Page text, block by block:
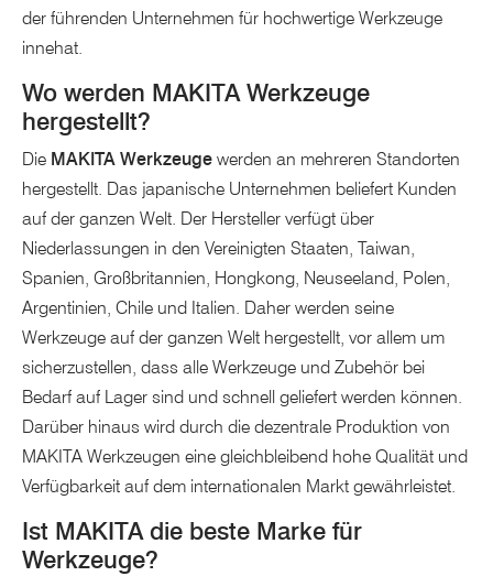
der führenden Unternehmen für hochwertige Werkzeuge
innehat.
Wo werden MAKITA Werkzeuge
hergestellt?
Die MAKITA Werkzeuge werden an mehreren Standorten
hergestellt. Das japanische Unternehmen beliefert Kunden
auf der ganzen Welt. Der Hersteller verfügt über
Niederlassungen in den Vereinigten Staaten, Taiwan,
Spanien, Großbritannien, Hongkong, Neuseeland, Polen,
Argentinien, Chile und Italien. Daher werden seine
Werkzeuge auf der ganzen Welt hergestellt, vor allem um
sicherzustellen, dass alle Werkzeuge und Zubehör bei
Bedarf auf Lager sind und schnell geliefert werden können.
Darüber hinaus wird durch die dezentrale Produktion von
MAKITA Werkzeugen eine gleichbleibend hohe Qualität und
Verfügbarkeit auf dem internationalen Markt gewährleistet.
Ist MAKITA die beste Marke für
Werkzeuge?